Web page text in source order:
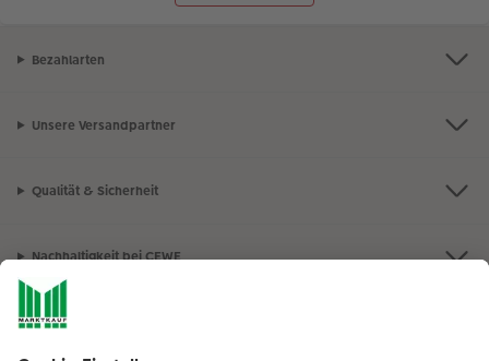
Bezahlarten
Unsere Versandpartner
Qualität & Sicherheit
Nachhaltigkeit bei CEWE
Mein Fotoservice